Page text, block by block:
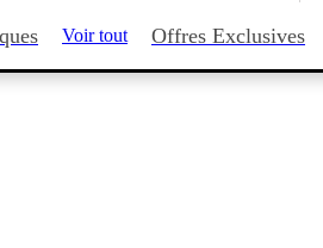
Voir tout Offres Exclusives